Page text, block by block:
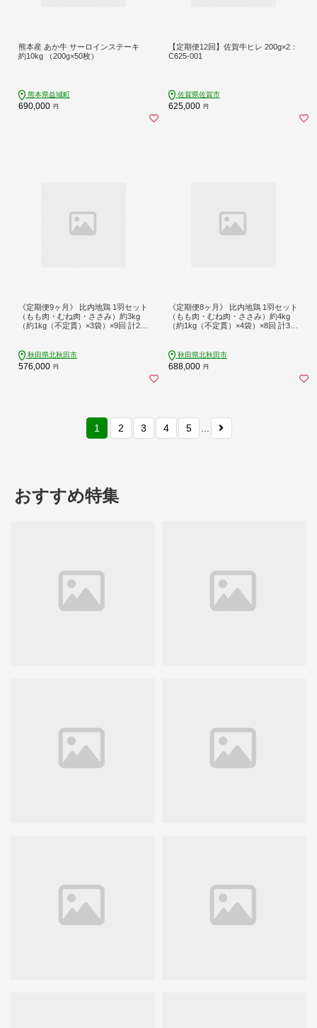
熊本産 あか牛 サーロインステーキ
約10kg （200g×50枚）
熊本県益城町
690,000 円
【定期便12回】佐賀牛ヒレ 200g×2：
C625-001
佐賀県佐賀市
625,000 円
《定期便9ヶ月》 比内地鶏 1羽セット
（もも肉・むね肉・ささみ）約3kg
（約1kg（不定貫）×3袋）×9回 計27k
冷凍 正肉 鶏肉 鳥肉
秋田県北秋田市
576,000 円
《定期便8ヶ月》 比内地鶏 1羽セット
（もも肉・むね肉・ささみ）約4kg
（約1kg（不定貫）×4袋）×8回 計32k
冷凍 正肉 鶏肉 鳥肉
秋田県北秋田市
688,000 円
1 2 3 4 5
おすすめ特集